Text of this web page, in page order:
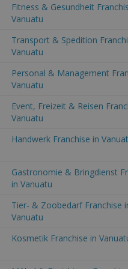
Fitness & Gesundheit
Vanuatu
Transport & Spedition
Vanuatu
Personal & Management
Vanuatu
Event, Freizeit & Reisen
Vanuatu
Handwerk Franchise in
Gastronomie & Bringdienst
in Vanuatu
Tier- & Zoobedarf Franchise
Vanuatu
Kosmetik Franchise in